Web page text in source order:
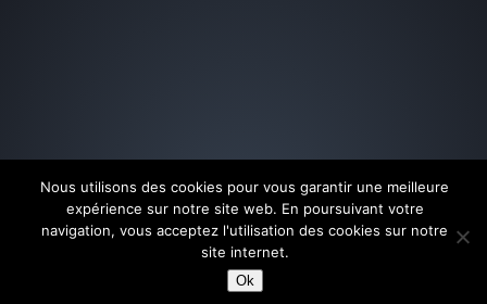
Nous utilisons des cookies pour vous garantir une meilleure
expérience sur notre site web. En poursuivant votre
navigation, vous acceptez l'utilisation des cookies sur notre
site internet.
Ok